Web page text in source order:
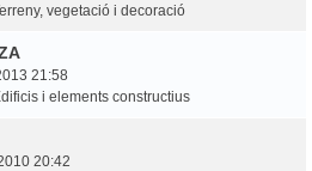
vegetació i decoració
21:58
i elements constructius
20:42